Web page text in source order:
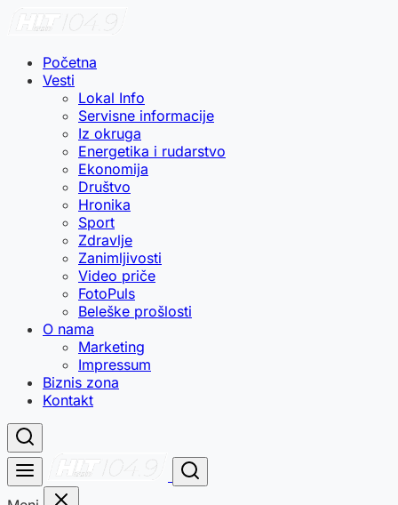
Početna
Vesti
Lokal Info
Servisne informacije
Iz okruga
Energetika i rudarstvo
Ekonomija
Društvo
Hronika
Sport
Zdravlje
Zanimljivosti
Video priče
FotoPuls
Beleške prošlosti
O nama
Marketing
Impressum
Biznis zona
Kontakt